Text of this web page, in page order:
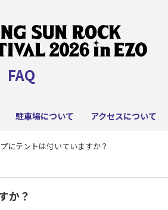
FAQ
駐車場について アクセスについて
にテントは付いていますか？
か？